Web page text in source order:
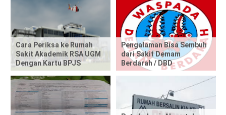
p
o
s
Cara Periksa ke Rumah
Sakit Akademik RSA UGM
Dengan Kartu BPJS
Pengalaman Bisa Sembuh
dari Sakit Demam
Berdarah / DBD